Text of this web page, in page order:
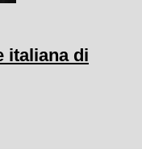
italiana di